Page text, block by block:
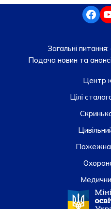
Загальні питання:
Подача новин та
Центр
Цілі
Пожежна